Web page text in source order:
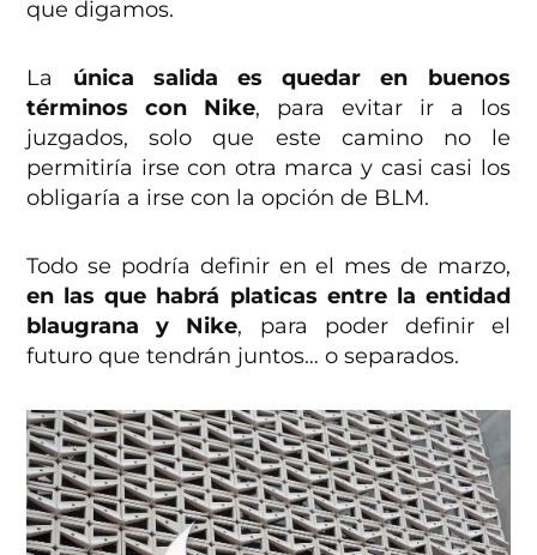
que digamos.
La única salida es quedar en buenos
términos con Nike, para evitar ir a los
juzgados, solo que este camino no le
permitiría irse con otra marca y casi casi los
obligaría a irse con la opción de BLM.
Todo se podría definir en el mes de marzo,
en las que habrá platicas entre la entidad
blaugrana y Nike, para poder definir el
futuro que tendrán juntos… o separados.